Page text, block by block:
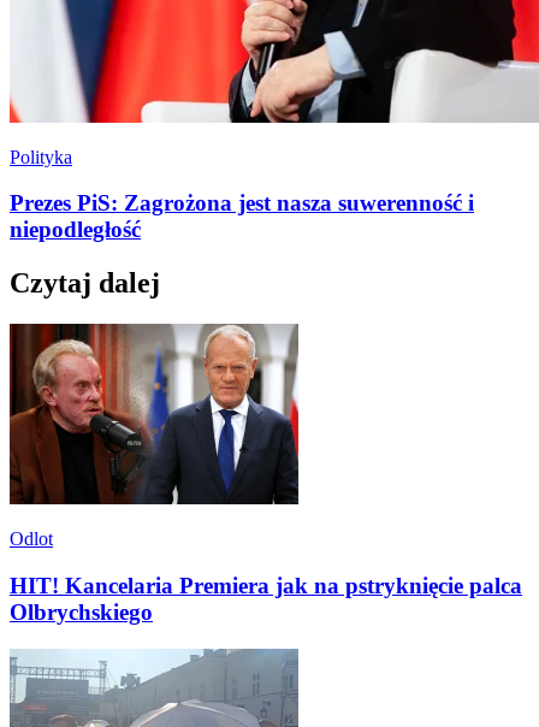
Polityka
Prezes PiS: Zagrożona jest nasza suwerenność i
niepodległość
Czytaj dalej
Odlot
HIT! Kancelaria Premiera jak na pstryknięcie palca
Olbrychskiego